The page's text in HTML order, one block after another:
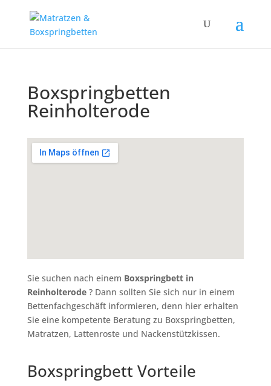
Boxspringbetten
Reinholterode
Sie suchen nach einem Boxspringbett in
Reinholterode? Dann sollten Sie sich nur in einem
Bettenfachgeschäft informieren, denn hier erhalten
Sie eine kompetente Beratung zu Boxspringbetten,
Matratzen, Lattenroste und Nackenstützkissen.
Boxspringbett Vorteile